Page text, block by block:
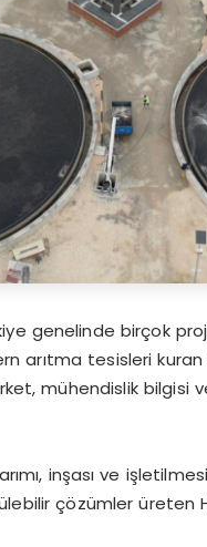
genelinde birçok
arıtma tesisleri
mühendislik
inşası ve
çözümler üreten